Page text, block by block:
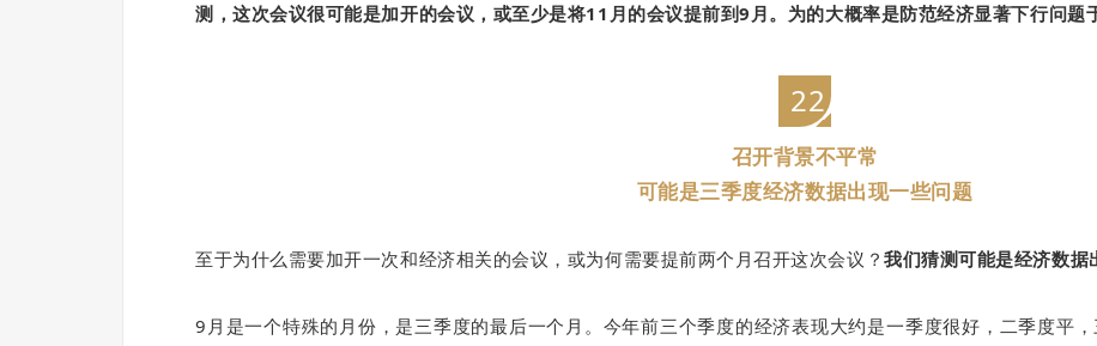
测，这次会议很可能是加开的会议，或至少是将11月的会议提前到9月。 为的大概率是防范经济显著下行问题
22
召开背景不平常
可能是三季度经济数据出现一些问题
至于为什么需要加开一次和经济相关的会议，或为何需要提前两个月召开这次会议？我们猜测可能是经济数据
9 月是一个特殊的月份，是三季度的最后一个月。今年前三个季度的经济表现大约是一季度很好，二季度平